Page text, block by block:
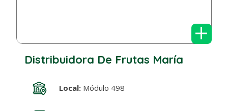
+
Distribuidora De Frutas María
Local:Módulo 498